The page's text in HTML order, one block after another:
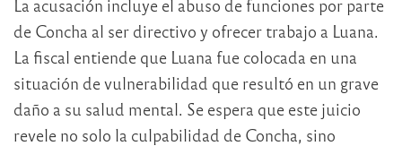
La acusación incluye el abuso de funciones por parte
de Concha al ser directivo y ofrecer trabajo a Luana.
La fiscal entiende que Luana fue colocada en una
situación de vulnerabilidad que resultó en un grave
daño a su salud mental. Se espera que este juicio
revele no solo la culpabilidad de Concha, sino